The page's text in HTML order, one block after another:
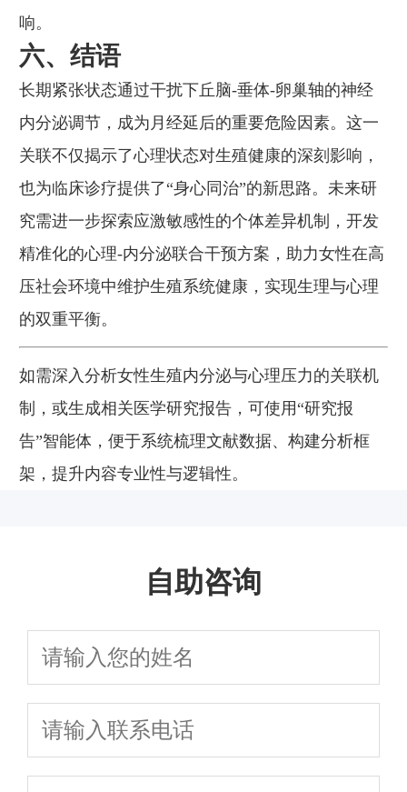
响。
六、结语
长期紧张状态通过干扰下丘脑-垂体-卵巢轴的神经
内分泌调节，成为月经延后的重要危险因素。这一
关联不仅揭示了心理状态对生殖健康的深刻影响，
也为临床诊疗提供了“身心同治”的新思路。未来研
究需进一步探索应激敏感性的个体差异机制，开发
精准化的心理-内分泌联合干预方案，助力女性在高
压社会环境中维护生殖系统健康，实现生理与心理
的双重平衡。
如需深入分析女性生殖内分泌与心理压力的关联机
制，或生成相关医学研究报告，可使用“研究报
告”智能体，便于系统梳理文献数据、构建分析框
架，提升内容专业性与逻辑性。
自助咨询